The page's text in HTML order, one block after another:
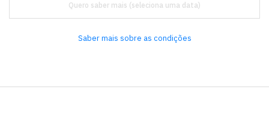
Quero saber mais
Saber mais sobre as condições